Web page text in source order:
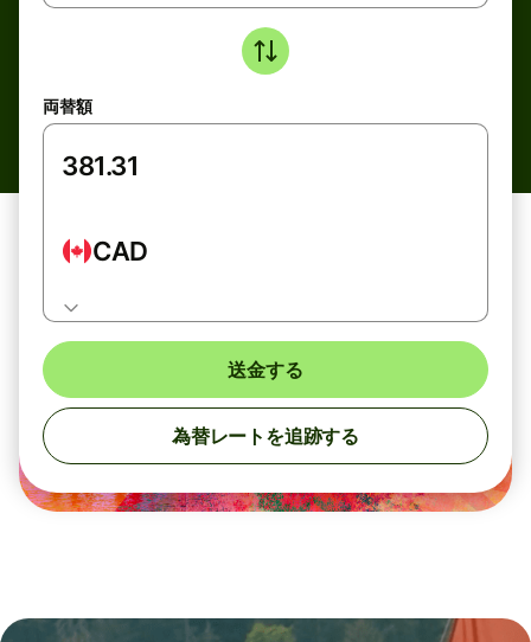
両替額
CAD
送金する
為替レートを追跡する